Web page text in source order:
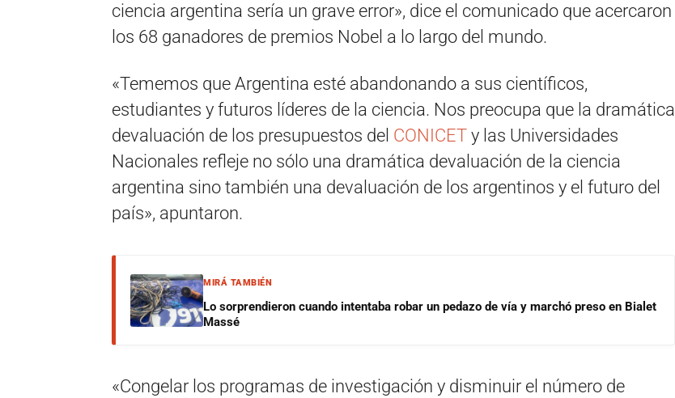
ciencia argentina sería un grave error», dice el comunicado que acercaron
los 68 ganadores de premios Nobel a lo largo del mundo.
«Tememos que Argentina esté abandonando a sus científicos,
estudiantes y futuros líderes de la ciencia. Nos preocupa que la dramática
devaluación de los presupuestos del CONICET y las Universidades
Nacionales refleje no sólo una dramática devaluación de la ciencia
argentina sino también una devaluación de los argentinos y el futuro del
país», apuntaron.
MIRÁ TAMBIÉN
Lo sorprendieron cuando intentaba robar un pedazo de vía y marchó preso en Bialet
Massé
«Congelar los programas de investigación y disminuir el número de